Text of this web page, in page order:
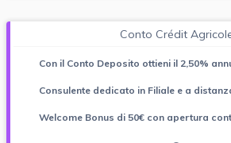
Conto Crédit
Con il Conto Deposito ottieni il 2,50%
Consulente dedicato in Filiale e a
Welcome Bonus di 50€ con apertura